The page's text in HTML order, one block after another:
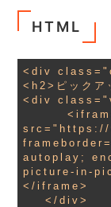
HTML
<div
<h2>ピックア
<div
src="https://
autoplay;
picture-in-
</iframe>